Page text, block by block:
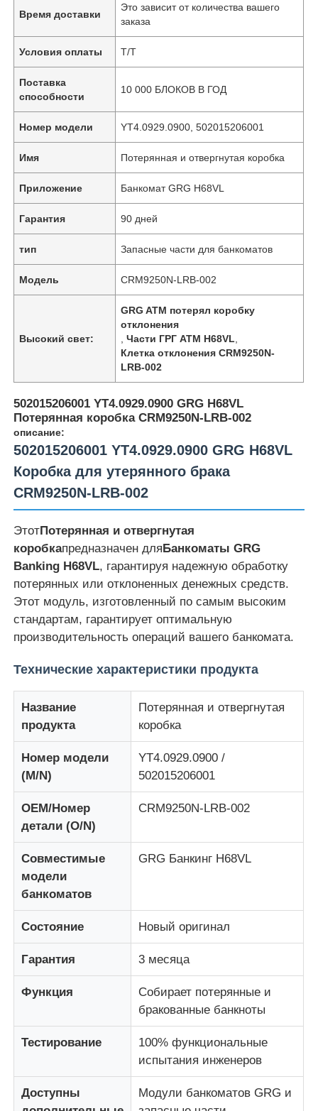
Продукция
Ролики
О Компании
Наша фабрика
контроль качества
контактные данные
Отправить запрос
Время доставки
Это зависит от количества вашего
заказа
Условия оплаты Т/Т
Поставка
способности
10 000 БЛОКОВ В ГОД
Номер модели YT4.0929.0900, 502015206001
Имя Потерянная и отвергнутая коробка
Приложение Банкомат GRG H68VL
Гарантия 90 дней
тип Запасные части для банкоматов
Модель CRM9250N-LRB-002
Высокий свет:
GRG ATM потерял коробку
отклонения
,Части ГРГ ATM H68VL
Клетка отклонения CRM9250N-
LRB-002
502015206001 YT4.0929.0900 GRG H68VL
Потерянная коробка CRM9250N-LRB-002
описание:
502015206001 YT4.0929.0900 GRG H68VL
Коробка для утерянного брака
CRM9250N-LRB-002
ЭтотПотерянная и отвергнутая
коробкапредназначен дляБанкоматы GRG
Banking H68VL, гарантируя надежную обработку
потерянных или отклоненных денежных средств.
Этот модуль, изготовленный по самым высоким
стандартам, гарантирует оптимальную
производительность операций вашего банкомата.
Технические характеристики продукта
Название
продукта
Потерянная и отвергнутая
коробка
Номер модели
(M/N)
YT4.0929.0900 /
502015206001
OEM/Номер
детали (O/N)
CRM9250N-LRB-002
Совместимые
модели
банкоматов
GRG Банкинг H68VL
Состояние Новый оригинал
Гарантия 3 месяца
Функция
Собирает потерянные и
бракованные банкноты
Тестирование
100% функциональные
испытания инженеров
Доступны
Модули банкоматов GRG и